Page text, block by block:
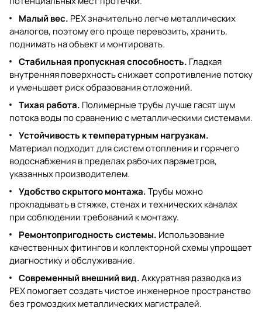
Малый вес. PEX значительно легче металлических
аналогов, поэтому его проще перевозить, хранить,
поднимать на объект и монтировать.
Стабильная пропускная способность. Гладкая
внутренняя поверхность снижает сопротивление потоку
и уменьшает риск образования отложений.
Тихая работа. Полимерные трубы лучше гасят шум
потока воды по сравнению с металлическими системами.
Устойчивость к температурным нагрузкам.
Материал подходит для систем отопления и горячего
водоснабжения в пределах рабочих параметров,
указанных производителем.
Удобство скрытого монтажа.Трубы можно
прокладывать в стяжке, стенах и технических каналах
при соблюдении требований к монтажу.
Ремонтопригодность системы. Использование
качественных фитингов и коллекторной схемы упрощает
диагностику и обслуживание.
Современный внешний вид.Аккуратная разводка из
PEX помогает создать чистое инженерное пространство
без громоздких металлических магистралей.